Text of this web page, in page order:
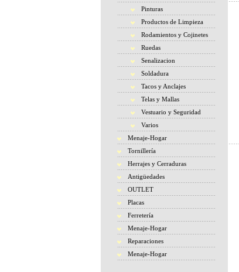
Pinturas
Productos de Limpieza
Rodamientos y Cojinetes
Ruedas
Senalizacion
Soldadura
Tacos y Anclajes
Telas y Mallas
Vestuario y Seguridad
Varios
Menaje-Hogar
Tornillería
Herrajes y Cerraduras
Antigüedades
OUTLET
Placas
Ferretería
Menaje-Hogar
Reparaciones
Menaje-Hogar